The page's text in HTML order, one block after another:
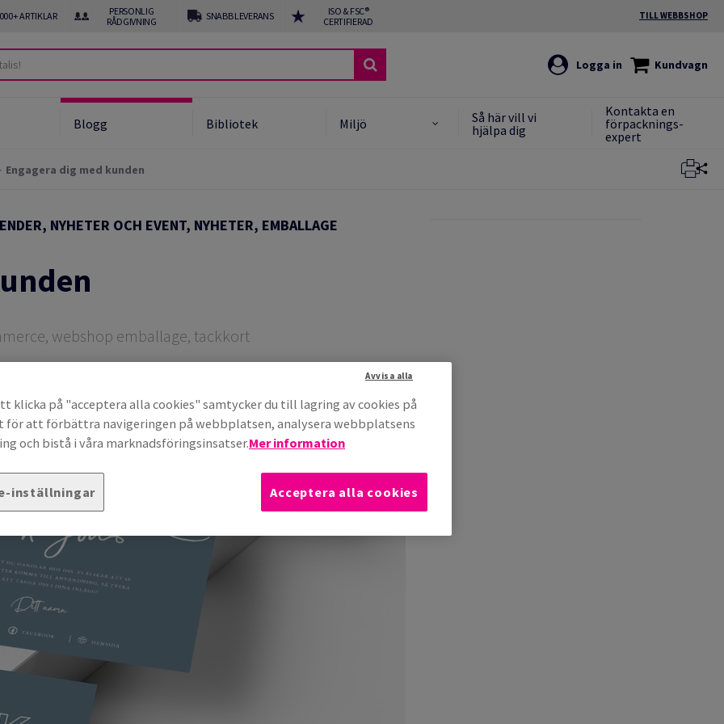
ARTIKLAR
PERSONLIG
RÅDGIVNING
SNABB LEVERANS
ISO & FSC®
CERTIFIERAD
TILL WEBBSHOP
Logga in Kundvagn
Blogg Bibliotek Miljö
Så här vill vi
hjälpa dig
Kontakta en
förpacknings-
expert
lösningar
Engagera dig med kunden
NYHETER OCH EVENT, NYHETER, EMBALLAGE
webshop emballage, tackkort
klicka på "acceptera alla cookies" samtycker du till lagring av cookies på
för att förbättra navigeringen på webbplatsen, analysera webbplatsens
och bistå i våra marknadsföringsinsatser.Mer information
inställningar
Avvisa alla
Acceptera alla cookies